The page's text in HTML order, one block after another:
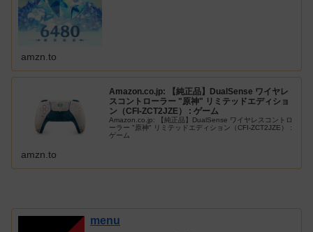
amzn.to
Amazon.co.jp: 【純正品】DualSense ワイヤレ
スコントローラー "原神" リミテッドエディショ
ン（CFI-ZCT2JZE） : ゲーム
Amazon.co.jp: 【純正品】DualSense ワイヤレスコントロ
ーラー "原神" リミテッドエディション（CFI-ZCT2JZE） :
ゲーム
amzn.to
menu